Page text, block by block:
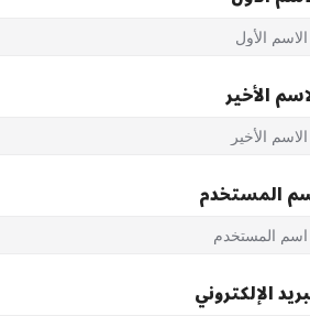
الأخير
المستخدم
الإلكتروني